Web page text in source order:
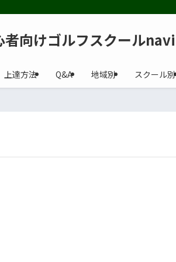
者向けゴルフスクールnavi
上達方法 Q&A 地域別 スクール別